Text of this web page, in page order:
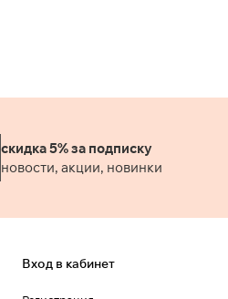
скидка 5% за подписку
новости, акции, новинки
Вход в кабинет